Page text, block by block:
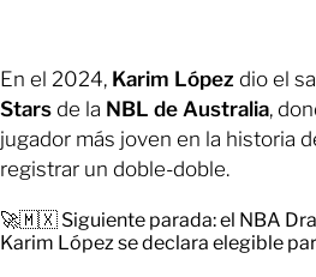
En el 2024, Karim López dio el
Stars de la NBL de Australia,
jugador más joven en la historia
registrar un doble-doble.
🚀🇲🇽 Siguiente parada: el NBA
Karim López se declara elegible